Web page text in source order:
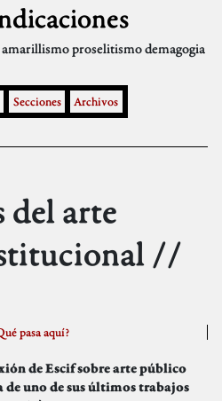
amarillismoproselitismodemagogia
Secciones Archivos
del arte
//
pasa aquí?
de Escif sobre arte público
uno de sus últimos trabajos